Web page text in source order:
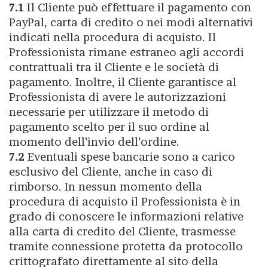
7.1 Il Cliente può effettuare il pagamento con
PayPal, carta di credito o nei modi alternativi
indicati nella procedura di acquisto. Il
Professionista rimane estraneo agli accordi
contrattuali tra il Cliente e le società di
pagamento. Inoltre, il Cliente garantisce al
Professionista di avere le autorizzazioni
necessarie per utilizzare il metodo di
pagamento scelto per il suo ordine al
momento dell’invio dell’ordine.
7.2 Eventuali spese bancarie sono a carico
esclusivo del Cliente, anche in caso di
rimborso. In nessun momento della
procedura di acquisto il Professionista è in
grado di conoscere le informazioni relative
alla carta di credito del Cliente, trasmesse
tramite connessione protetta da protocollo
crittografato direttamente al sito della